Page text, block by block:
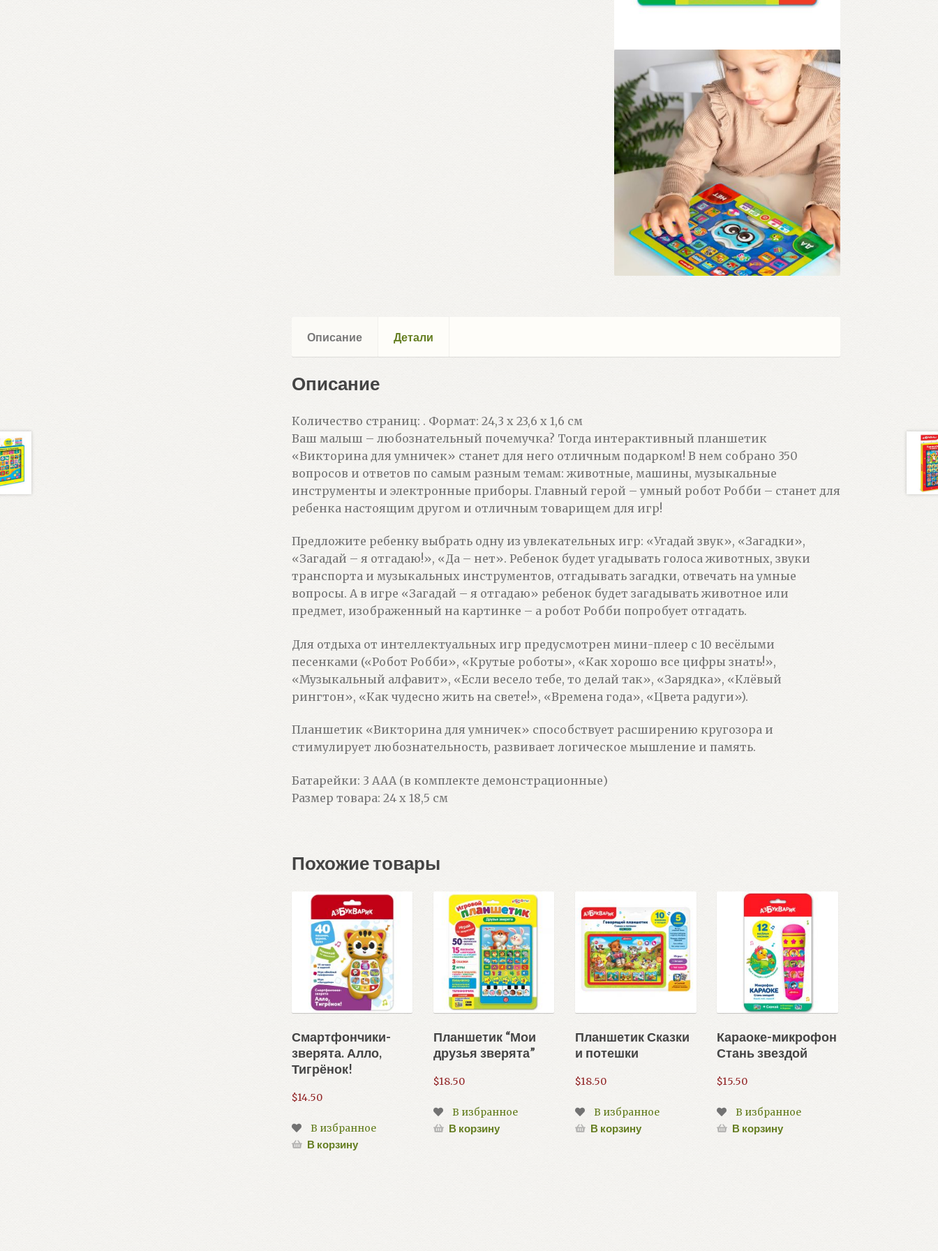
Описание Детали
Описание
Количество страниц: . Формат: 24,3 х 23,6 х 1,6 см
Ваш малыш – любознательный почемучка? Тогда интерактивный планшетик
«Викторина для умничек» станет для него отличным подарком! В нем собрано 350
вопросов и ответов по самым разным темам: животные, машины, музыкальные
инструменты и электронные приборы. Главный герой – умный робот Робби – станет для
ребенка настоящим другом и отличным товарищем для игр!
Предложите ребенку выбрать одну из увлекательных игр: «Угадай звук», «Загадки»,
«Загадай – я отгадаю!», «Да – нет». Ребенок будет угадывать голоса животных, звуки
транспорта и музыкальных инструментов, отгадывать загадки, отвечать на умные
вопросы. А в игре «Загадай – я отгадаю» ребенок будет загадывать животное или
предмет, изображенный на картинке – а робот Робби попробует отгадать.
Для отдыха от интеллектуальных игр предусмотрен мини-плеер с 10 весёлыми
песенками («Робот Робби», «Крутые роботы», «Как хорошо все цифры знать!»,
«Музыкальный алфавит», «Если весело тебе, то делай так», «Зарядка», «Клёвый
рингтон», «Как чудесно жить на свете!», «Времена года», «Цвета радуги»).
Планшетик «Викторина для умничек» способствует расширению кругозора и
стимулирует любознательность, развивает логическое мышление и память.
Батарейки: 3 AAA (в комплекте демонстрационные)
Размер товара: 24 х 18,5 см
Похожие товары
Смартфончики-
зверята. Алло,
Тигрёнок!
$14.50
В избранное
В корзину
Планшетик “Мои
друзья зверята”
$18.50
В избранное
В корзину
Планшетик Сказки
и потешки
$18.50
В избранное
В корзину
Караоке-микрофон
Стань звездой
$15.50
В избранное
В корзину